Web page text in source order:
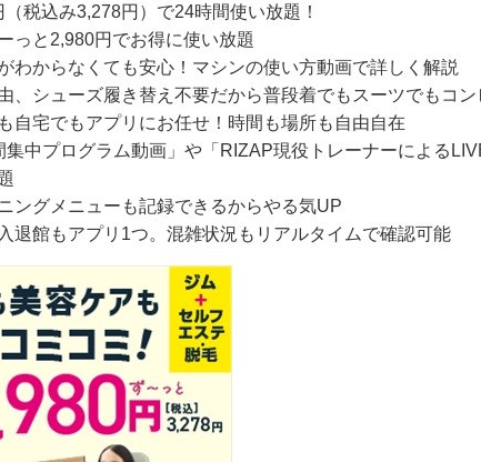
（税込み3,278円）で24時間使い放題！
っと2,980円でお得に使い放題
わからなくても安心！マシンの使い方動画で詳しく解説
、シューズ履き替え不要だから普段着でもスーツでもコ
自宅でもアプリにお任せ！時間も場所も自由自在
集中プログラム動画」や「RIZAP現役トレーナーによる
ングメニューも記録できるからやる気UP
退館もアプリ1つ。混雑状況もリアルタイムで確認可能